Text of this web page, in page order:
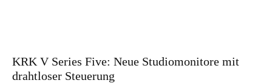
KRK V Series Five: Neue Studiomonitore mit
drahtloser Steuerung